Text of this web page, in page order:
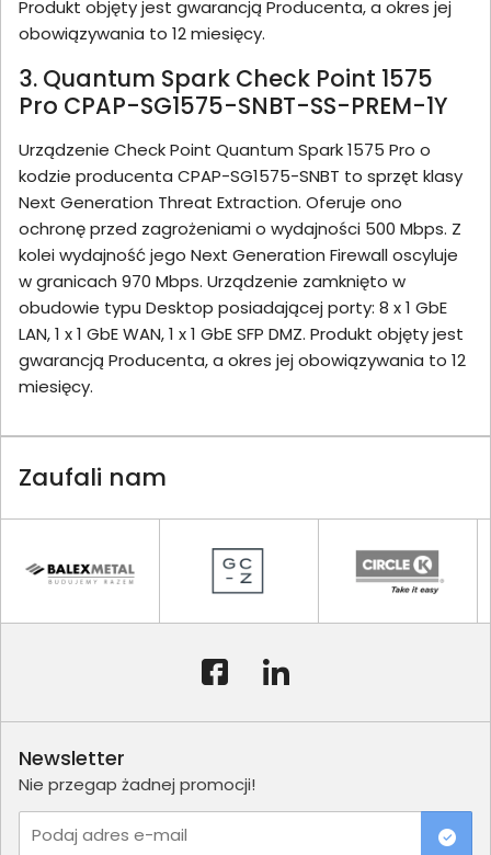
Produkt objęty jest gwarancją Producenta, a okres jej
obowiązywania to 12 miesięcy.
3. Quantum Spark Check Point 1575
Pro CPAP-SG1575-SNBT-SS-PREM-1Y
Urządzenie Check Point Quantum Spark 1575 Pro o
kodzie producenta CPAP-SG1575-SNBT to sprzęt klasy
Next Generation Threat Extraction. Oferuje ono
ochronę przed zagrożeniami o wydajności 500 Mbps. Z
kolei wydajność jego Next Generation Firewall oscyluje
w granicach 970 Mbps. Urządzenie zamknięto w
obudowie typu Desktop posiadającej porty: 8 x 1 GbE
LAN, 1 x 1 GbE WAN, 1 x 1 GbE SFP DMZ. Produkt objęty jest
gwarancją Producenta, a okres jej obowiązywania to 12
miesięcy.
Zaufali nam
Newsletter
Nie przegap żadnej promocji!
Podaj adres e-mail